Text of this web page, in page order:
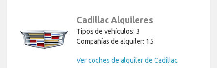
Cadillac Alquileres
Tipos de vehículos: 3
Compañías de alquiler: 15
Ver coches de alquiler de Cadillac